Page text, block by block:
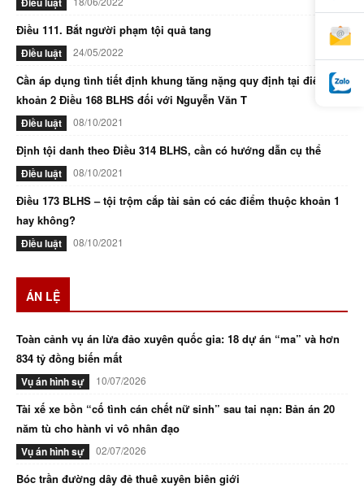
Điều 111. Bắt người phạm tội quả tang
Điều luật 24/05/2022
Cần áp dụng tình tiết định khung tăng nặng quy định tại điểm d
khoản 2 Điều 168 BLHS đối với Nguyễn Văn T
Điều luật 08/10/2021
Định tội danh theo Điều 314 BLHS, cần có hướng dẫn cụ thể
Điều luật 08/10/2021
Điều 173 BLHS – tội trộm cắp tài sản có các điểm thuộc khoản 1
hay không?
Điều luật 08/10/2021
ÁN LỆ
Toàn cảnh vụ án lừa đảo xuyên quốc gia: 18 dự án “ma” và hơn
834 tỷ đồng biến mất
Vụ án hình sự 10/07/2026
Tài xế xe bồn “cố tình cán chết nữ sinh” sau tai nạn: Bản án 20
năm tù cho hành vi vô nhân đạo
Vụ án hình sự 02/07/2026
Bóc trần đường dây đẻ thuê xuyên biên giới